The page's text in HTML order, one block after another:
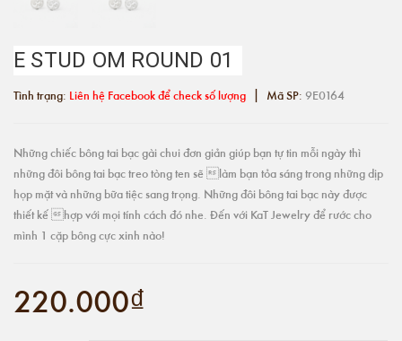
E STUD OM ROUND 01
Tình trạng: Liên hệ Facebook để check số lượng | Mã SP: 9E0164
Những chiếc bông tai bạc gài chui đơn giản giúp bạn tự tin mỗi ngày thì
những đôi bông tai bạc treo tòng ten sẽ làm bạn tỏa sáng trong những dịp
họp mặt và những bữa tiệc sang trọng. Những đôi bông tai bạc này được
thiết kế hợp với mọi tính cách đó nhe. Đến với KaT Jewelry để rước cho
mình 1 cặp bông cực xinh nào!
220.000₫